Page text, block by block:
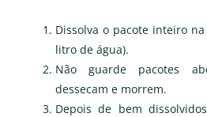
Dissolva o pacote inteiro
litro de água).
Não guarde pacotes
dessecam e morrem.
Depois de bem